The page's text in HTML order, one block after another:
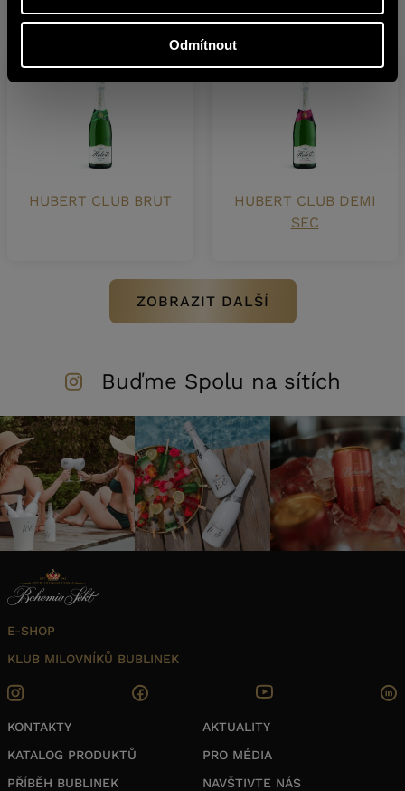
Odmítnout
Další produkty z této značky
HUBERT CLUB BRUT
HUBERT CLUB DEMI
SEC
ZOBRAZIT DALŠÍ
Buďme Spolu na sítích
E-SHOP
KLUB MILOVNÍKŮ BUBLINEK
KONTAKTY
KATALOG PRODUKTŮ
PŘÍBĚH BUBLINEK
AKTUALITY
PRO MÉDIA
NAVŠTIVTE NÁS